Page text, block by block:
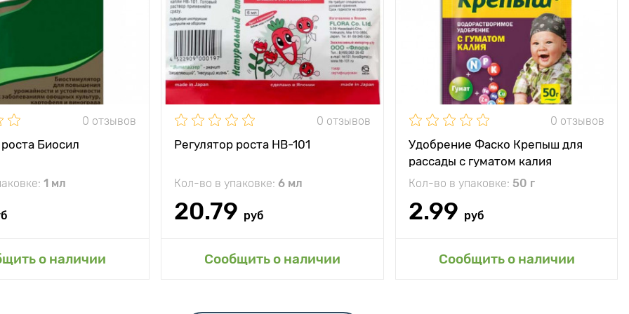
0 отзывов
Биосил
1 мл
о наличии
в мой сад
0 отзывов
Регулятор роста НВ-101
Кол-во в упаковке: 6 мл
20.79 руб
Сообщить о наличии
Добавить в мой сад
0 отзывов
Удобрение Фаско Крепыш для
рассады с гуматом калия
Кол-во в упаковке: 50 г
2.99 руб
Сообщить о наличии
Добавить в мой сад